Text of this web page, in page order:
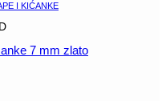
I KIĆANKE
7 mm zlato